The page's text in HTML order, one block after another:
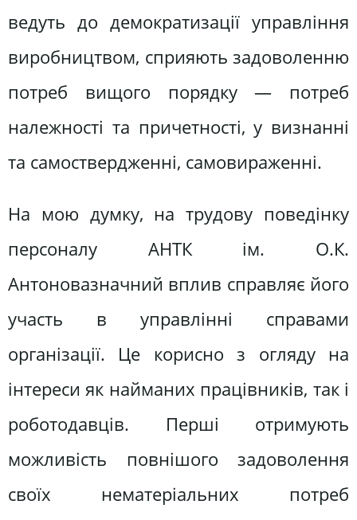
ведуть до демократизації управління
виробництвом, сприяють задоволенню
потреб вищого порядку — потреб
належності та причетності, у визнанні
та самоствердженні, самовираженні.
На мою думку, на трудову поведінку
персоналу АНТК ім. О.К.
Антоновазначний вплив справляє його
участь в управлінні справами
організації. Це корисно з огляду на
інтереси як найманих працівників, так і
роботодавців. Перші отримують
можливість повнішого задоволення
своїх нематеріальних потреб